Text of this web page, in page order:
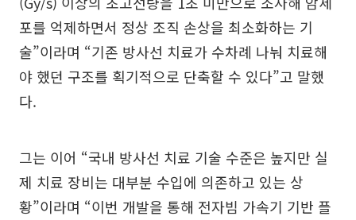
포를 억제하면서 정상 조직 손상을 최소화하는 기
술”이라며 “기존 방사선 치료가 수차례 나눠 치료해
야 했던 구조를 획기적으로 단축할 수 있다”고 말했
다.
그는 이어 “국내 방사선 치료 기술 수준은 높지만 실
제 치료 장비는 대부분 수입에 의존하고 있는 상
황”이라며 “이번 개발을 통해 전자빔 가속기 기반 플